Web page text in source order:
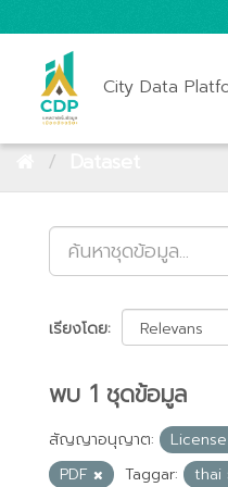
City Data
เรียงโดย
พบ 1 ชุดข้อมูล
สัญญาอนุญาต:
PDF
Taggar: thai